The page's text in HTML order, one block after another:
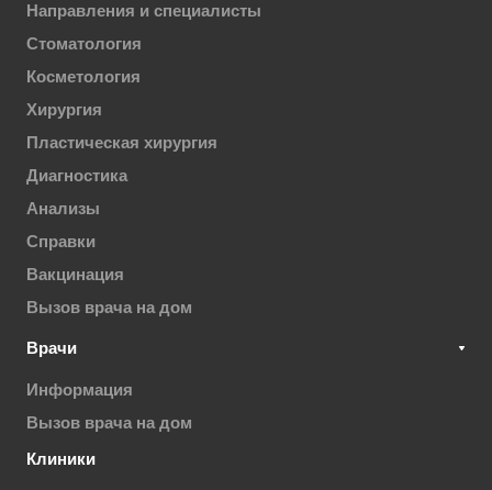
Направления и специалисты
Стоматология
Косметология
Хирургия
Пластическая хирургия
Диагностика
Анализы
Справки
Вакцинация
Вызов врача на дом
Врачи
Информация
Вызов врача на дом
Клиники